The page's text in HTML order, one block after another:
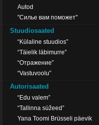
Autod
"Силье вам поможет"
Stuudiosaated
“Külaline stuudios”
“Täielik läbimurre”
“Отражение”
“Vastuvoolu”
Autorisaated
“Edu valem”
“Tallinna süžeed”
Yana Toomi Brüsseli päevik